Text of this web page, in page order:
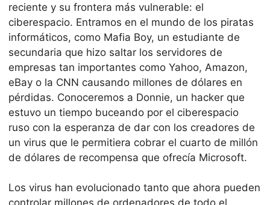
reciente y su frontera más vulnerable: el
ciberespacio. Entramos en el mundo de los piratas
informáticos, como Mafia Boy, un estudiante de
secundaria que hizo saltar los servidores de
empresas tan importantes como Yahoo, Amazon,
eBay o la CNN causando millones de dólares en
pérdidas. Conoceremos a Donnie, un hacker que
estuvo un tiempo buceando por el ciberespacio
ruso con la esperanza de dar con los creadores de
un virus que le permitiera cobrar el cuarto de millón
de dólares de recompensa que ofrecía Microsoft.
Los virus han evolucionado tanto que ahora pueden